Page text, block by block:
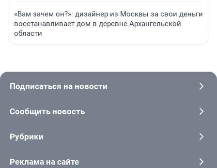
«Вам зачем он?»: дизайнер из Москвы за свои деньги
восстанавливает дом в деревне Архангельской
области
Подписаться на новости
Сообщить новость
Рубрики
Реклама на сайте